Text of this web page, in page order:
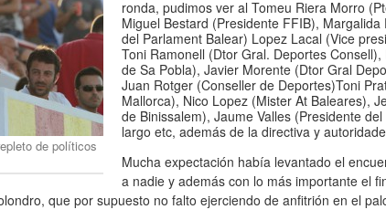
de políticos
ronda, pudimos ver al Tomeu Riera Morro
Miguel Bestard (Presidente FFIB),
del Parlament Balear) Lopez Lacal (Vice
Toni Ramonell (Dtor Gral. Deportes
de Sa Pobla), Javier Morente (Dtor Gral
Juan Rotger (Conseller de Deportes)Toni
Mallorca), Nico Lopez (Mister At Baleares),
de Binissalem), Jaume Valles (Presidente
largo etc, además de la directiva y
Mucha expectación había levantado el
a nadie y además con lo más importante el
que por supuesto no falto ejerciendo de anfitrión en el